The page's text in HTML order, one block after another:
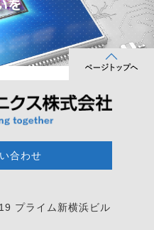
合わせ
プライム新横浜ビル